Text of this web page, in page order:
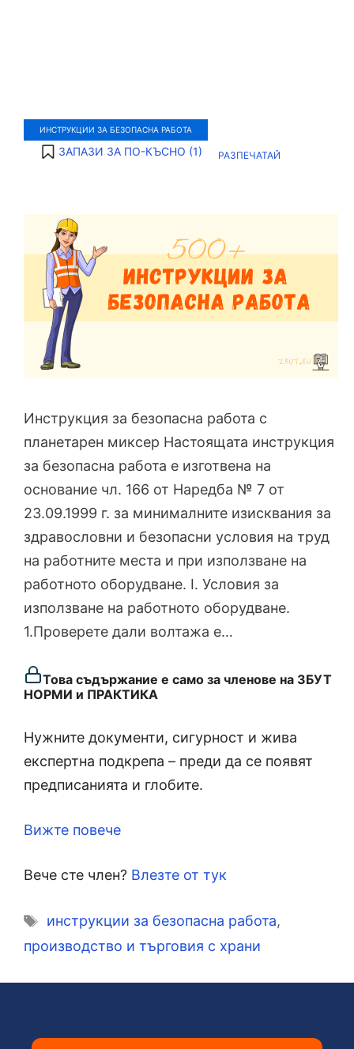
ИНСТРУКЦИИ ЗА БЕЗОПАСНА РАБОТА
ЗАПАЗИ ЗА ПО-КЪСНО (1) РАЗПЕЧАТАЙ
Инструкция за безопасна работа с
планетарен миксер Настоящата инструкция
за безопасна работа е изготвена на
основание чл. 166 от Наредба № 7 от
23.09.1999 г. за минималните изисквания за
здравословни и безопасни условия на труд
на работните места и при използване на
работното оборудване. I. Условия за
използване на работното оборудване.
1.Проверете дали волтажа е…
Това съдържание е само за членове на ЗБУТ
НОРМИ и ПРАКТИКА
Нужните документи, сигурност и жива
експертна подкрепа – преди да се появят
предписанията и глобите.
Вижте повече
Вече сте член? Влезте от тук
Етикети
инструкции за безопасна работа,
производство и търговия с храни